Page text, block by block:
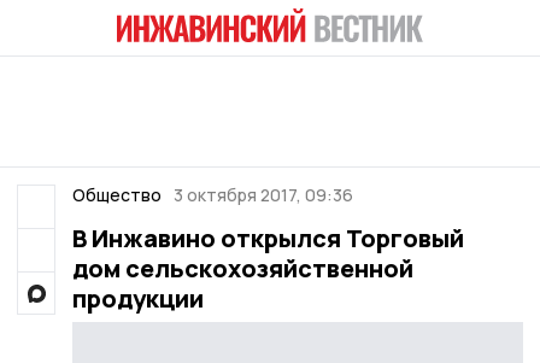
Общество 3 октября 2017, 09:36
В Инжавино открылся Торговый
дом сельскохозяйственной
продукции